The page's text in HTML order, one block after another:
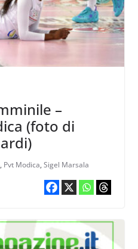
–
(foto di
, Pvt Modica, Sigel Marsala